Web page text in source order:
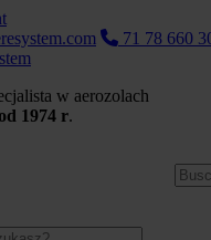
71 78 660
w aerozolach
od 1974 r.